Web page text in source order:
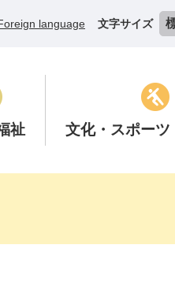
language 文字サイズ
祉 文化・スポーツ